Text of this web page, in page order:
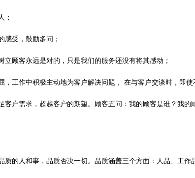
；
感受，鼓励多问；
立顾客永远是对的，只是我们的服务还没有将其感动；
，工作中积极主动地为客户解决问题， 在与客户交谈时，即
客户需求，超越客户的期望。顾客五问：我的顾客是谁？我
质的人和事，品质否决一切。品质涵盖三个方面：人品、工作